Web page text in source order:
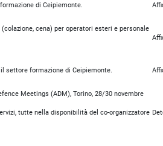
di Ceipiemonte.
cena) per operatori esteri e personale
settore formazione di Ceipiemonte.
Meetings (ADM), Torino, 28/30 novembre
tutte nella disponibilità del co-organizzatore